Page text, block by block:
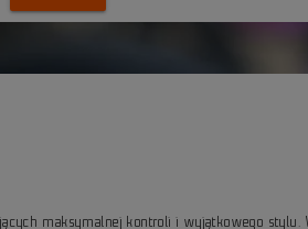
maksymalnej kontroli i wyjątkowego stylu.